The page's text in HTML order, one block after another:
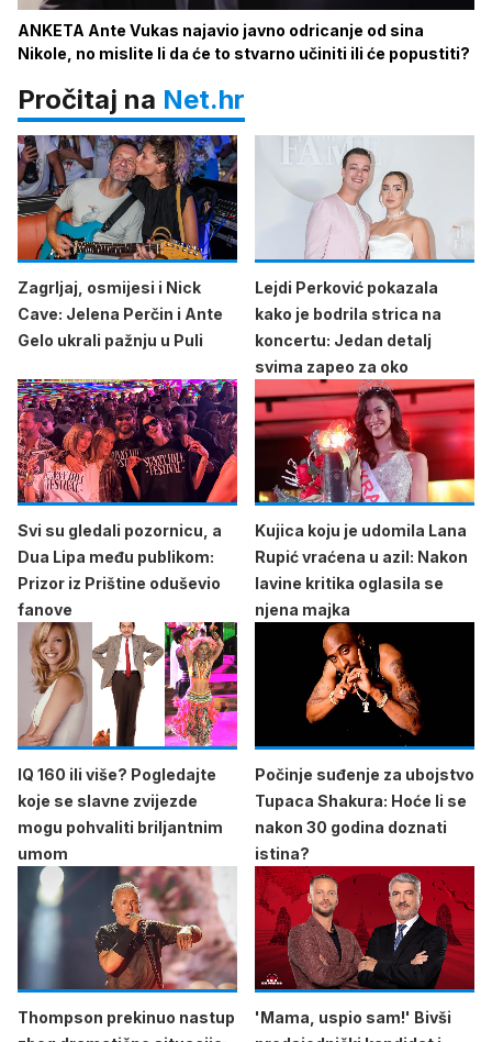
ANKETA Ante Vukas najavio javno odricanje od sina
Nikole, no mislite li da će to stvarno učiniti ili će popustiti?
Pročitaj na Net.hr
Zagrljaj, osmijesi i Nick
Cave: Jelena Perčin i Ante
Gelo ukrali pažnju u Puli
Lejdi Perković pokazala
kako je bodrila strica na
koncertu: Jedan detalj
svima zapeo za oko
Svi su gledali pozornicu, a
Dua Lipa među publikom:
Prizor iz Prištine oduševio
fanove
Kujica koju je udomila Lana
Rupić vraćena u azil: Nakon
lavine kritika oglasila se
njena majka
IQ 160 ili više? Pogledajte
koje se slavne zvijezde
mogu pohvaliti briljantnim
umom
Počinje suđenje za ubojstvo
Tupaca Shakura: Hoće li se
nakon 30 godina doznati
istina?
Thompson prekinuo nastup
'Mama, uspio sam!' Bivši